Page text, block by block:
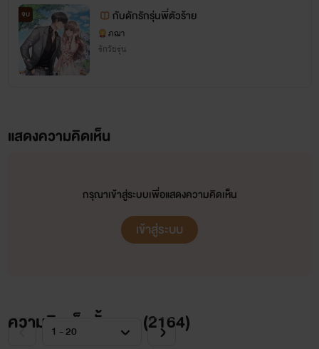
กับดักรักรุ่นพี่ตัวร้าย (พราวชมพู-บาส)
ฉีกกฎรักมัดใจเพื่อน (ลูกแพร-โฬม)
ป่วนหัวใจยัยตัวแสบ (วาววา-นาวิน)
SET 2 สยบรักแนวมาเฟียบู้ระห่ำ เนื้อหาจัดเต็ม
เหลี่ยมรักทลายหัวใจ (ดีแลน-แอนนา)
❄️ Snow of Love อ้อนรักละลายหัวใจ (เนลตัน-สโนว์)
จบ กับดักรักรุ่นพี่ตัวร้าย
ภฌา
รักวัยรุ่น
แสดงความคิดเห็น
กรุณาเข้าสู่ระบบเพื่อแสดงความคิดเห็น
เข้าสู่ระบบ
ความคิดเห็นทั้งหมด (2164)